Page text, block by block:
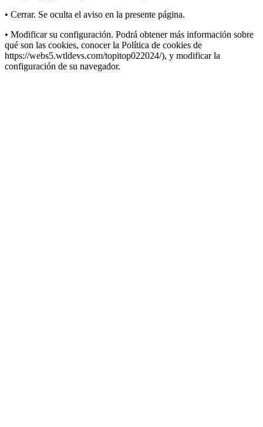
• Cerrar. Se oculta el aviso en la presente página.
• Modificar su configuración. Podrá obtener más información sobre
qué son las cookies, conocer la Política de cookies de
https://webs5.wtldevs.com/topitop022024/), y modificar la
configuración de su navegador.